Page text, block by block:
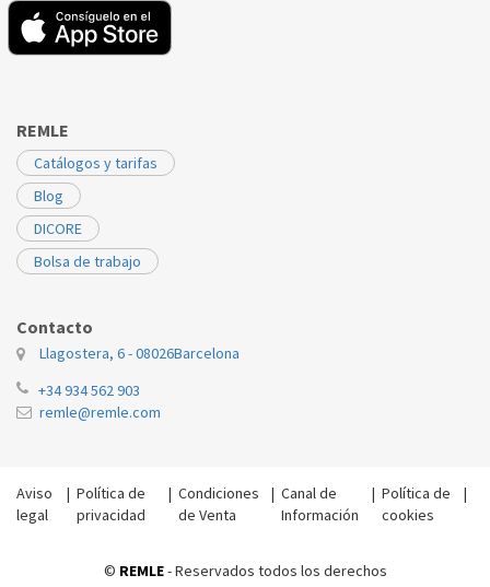
REMLE
Catálogos y tarifas
Blog
DICORE
Bolsa de trabajo
Contacto
Llagostera, 6 - 08026Barcelona
+34 934 562 903
remle@remle.com
Aviso
legal
| Política de
privacidad
|Condiciones
de Venta
|Canal de
Información
| Política de
cookies
|
© REMLE- Reservados todos los derechos